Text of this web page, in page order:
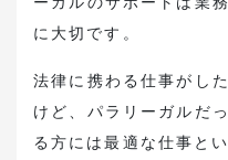
転職支援・
に大切です。
法律に携わる仕事がし
けど、パラリーガルだ
る方には最適な仕事と